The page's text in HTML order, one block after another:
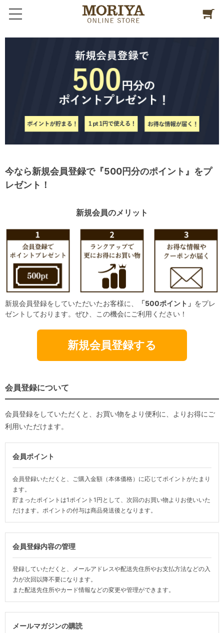
今なら新規会員登録で『500円分のポイント』をプ
レゼント！
新規会員のメリット
新規会員登録をしていただいたお客様に、 「500ポイント」 をプレ
ゼントしております。ぜひ、この機会にご利用ください！
新規会員登録する
会員登録について
会員登録をしていただくと、お買い物をより便利に、よりお得にご
利用いただけます。
会員ポイント
会員登録いただくと、ご購入金額（本体価格）に応じてポイントがたまり
ます。
貯まったポイントは1ポイント1円として、次回のお買い物よりお使いいた
だけます。ポイントの付与は商品発送後となります。
会員登録内容の管理
登録していただくと、メールアドレスや配送先住所やお支払方法などの入
力が次回以降不要になります。
また配送先住所やカード情報などの変更や管理ができます。
メールマガジンの購読